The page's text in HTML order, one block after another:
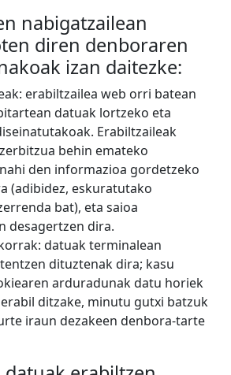
nabigatzailean
diren denboraren
izan daitezke:
erabiltzailea web orri batean
datuak lortzeko eta
Erabiltzaileak
behin emateko
den informazioa gordetzeko
(adibidez, eskuratutako
bat), eta saioa
desagertzen dira.
datuak terminalean
dituztenak dira; kasu
arduradunak datu horiek
ditzake, minutu gutxi batzuk
iraun dezakeen denbora-tarte